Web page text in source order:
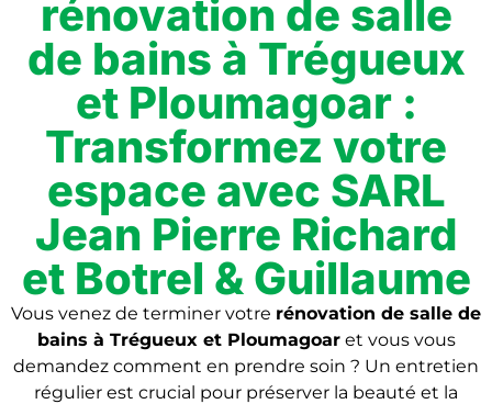
rénovation de salle
de bains à Trégueux
et Ploumagoar :
Transformez votre
espace avec SARL
Jean Pierre Richard
et Botrel & Guillaume
Vous venez de terminer votre rénovation de salle de
bains à Trégueux et Ploumagoaret vous vous
demandez comment en prendre soin ? Un entretien
régulier est crucial pour préserver la beauté et la